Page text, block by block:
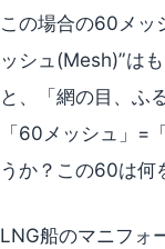
この場合の60メッ
ッシュ(Mesh)”は
と、「網の目、ふ
「60メッシュ」=
うか？この60は何
LNG船のマニフォ